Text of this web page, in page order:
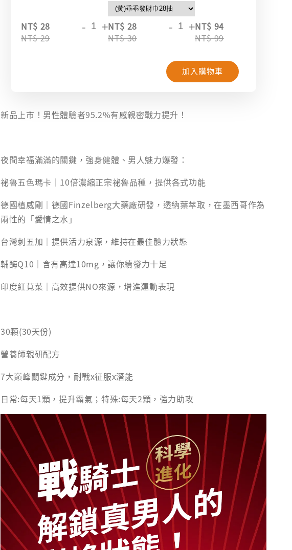
NT$ 28
NT$ 29
- +NT$ 28
NT$ 30
- +NT$ 94
NT$ 99
加入購物車
新品上市！男性體驗者95.2%有感親密戰力提升！
夜間幸福滿滿的關鍵，強身健體、男人魅力爆發：
祕魯五色瑪卡｜10倍濃縮正宗祕魯品種，提供各式功能
德國植威剛｜德國Finzelberg大藥廠研發，透納葉萃取，在墨西哥作為
兩性的「愛情之水」
台灣刺五加｜提供活力泉源，維持在最佳體力狀態
輔酶Q10｜含有高達10mg，讓你續發力十足
印度紅莧菜｜高效提供NO來源，增進運動表現
30顆(30天份)
營養師親研配方
7大巔峰關鍵成分，耐戰x征服x潛能
日常:每天1顆，提升霸氣；特殊:每天2顆，強力助攻